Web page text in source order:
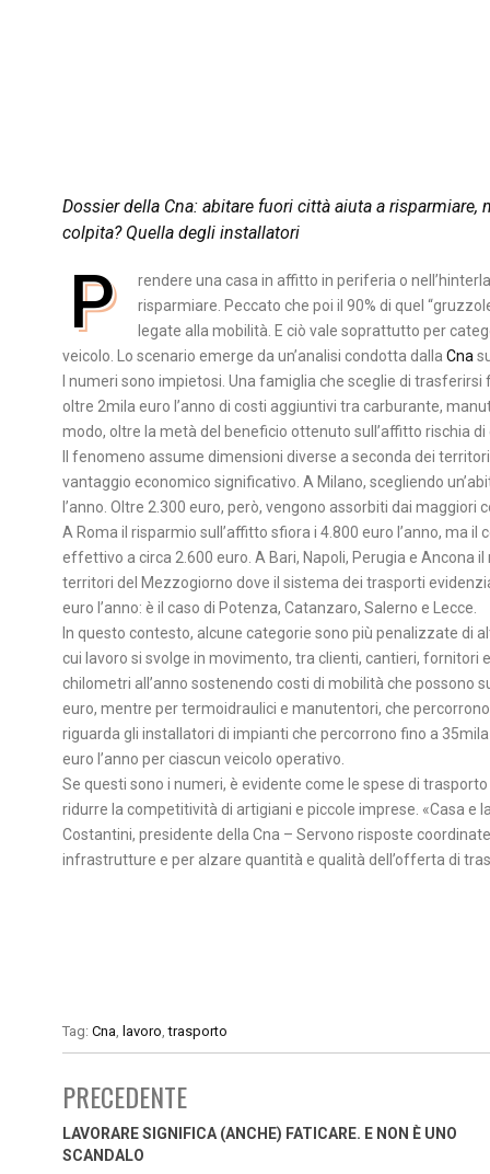
Dossier della Cna: abitare fuori città aiuta a
colpita? Quella degli installatori
P
rendere una casa in affitto in periferia o
risparmiare. Peccato che poi il 90% di quel
legate alla mobilità. E ciò vale soprattutto per
veicolo. Lo scenario emerge da un’analisi condotta dalla Cna
I numeri sono impietosi. Una famiglia che sceglie di
oltre 2mila euro l’anno di costi aggiuntivi tra carburante,
modo, oltre la metà del beneficio ottenuto sull’affitto rischia
Il fenomeno assume dimensioni diverse a seconda dei
vantaggio economico significativo. A Milano, scegliendo
l’anno. Oltre 2.300 euro, però, vengono assorbiti dai maggiori
A Roma il risparmio sull’affitto sfiora i 4.800 euro l’anno, ma
effettivo a circa 2.600 euro. A Bari, Napoli, Perugia e Ancona
territori del Mezzogiorno dove il sistema dei trasporti
euro l’anno: è il caso di Potenza, Catanzaro, Salerno e Lecce.
In questo contesto, alcune categorie sono più penalizzate di
cui lavoro si svolge in movimento, tra clienti, cantieri,
chilometri all’anno sostenendo costi di mobilità che possono
euro, mentre per termoidraulici e manutentori, che
riguarda gli installatori di impianti che percorrono fino a
euro l’anno per ciascun veicolo operativo.
Se questi sono i numeri, è evidente come le spese di
ridurre la competitività di artigiani e piccole imprese. «Casa
Costantini, presidente della Cna – Servono risposte
infrastrutture e per alzare quantità e qualità dell’offerta di
Tag: Cna lavoro ,trasporto
PRECEDENTE
LAVORARE SIGNIFICA (ANCHE) FATICARE. E NON È UNO
SCANDALO